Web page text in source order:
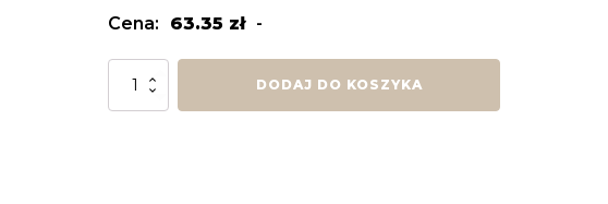
Cena: 63.35 zł -
ilość
DODAJ DO KOSZYKA